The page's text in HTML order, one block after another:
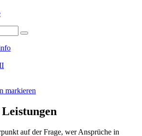
markieren
auf der Frage, wer Ansprüche in